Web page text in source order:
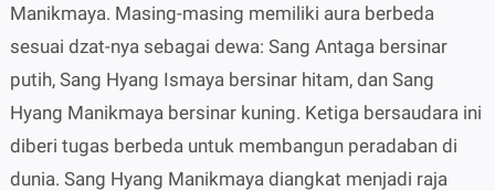
Manikmaya. Masing-masing memiliki aura berbeda
sesuai dzat-nya sebagai dewa: Sang Antaga bersinar
putih, Sang Hyang Ismaya bersinar hitam, dan Sang
Hyang Manikmaya bersinar kuning. Ketiga bersaudara ini
diberi tugas berbeda untuk membangun peradaban di
dunia. Sang Hyang Manikmaya diangkat menjadi raja